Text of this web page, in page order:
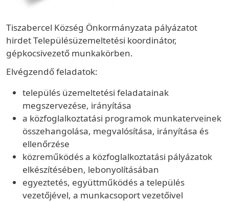
Tiszabercel Község Önkormányzata pályázatot
hirdet Településüzemeltetési koordinátor,
gépkocsivezető munkakörben.
Elvégzendő feladatok:
település üzemeltetési feladatainak
megszervezése, irányítása
a közfoglalkoztatási programok munkaterveinek
összehangolása, megvalósítása, irányítása és
ellenőrzése
közreműködés a közfoglalkoztatási pályázatok
elkészítésében, lebonyolításában
egyeztetés, együttműködés a település
vezetőjével, a munkacsoport vezetőivel